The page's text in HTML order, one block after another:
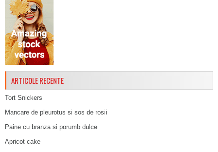
ARTICOLE RECENTE
Tort Snickers
Mancare de pleurotus si sos de rosii
Paine cu branza si porumb dulce
Apricot cake